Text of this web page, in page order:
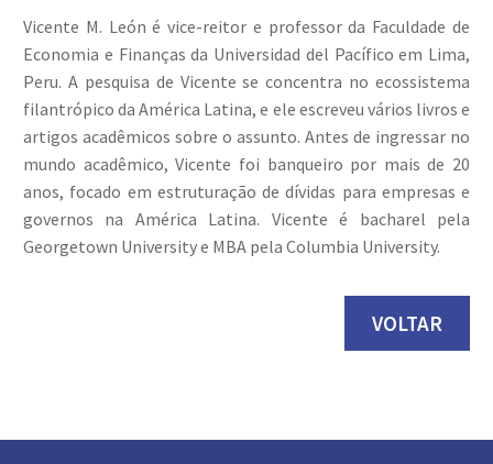
Vicente M. León é vice-reitor e professor da Faculdade de
Economia e Finanças da Universidad del Pacífico em Lima,
Peru. A pesquisa de Vicente se concentra no ecossistema
filantrópico da América Latina, e ele escreveu vários livros e
artigos acadêmicos sobre o assunto. Antes de ingressar no
mundo acadêmico, Vicente foi banqueiro por mais de 20
anos, focado em estruturação de dívidas para empresas e
governos na América Latina. Vicente é bacharel pela
Georgetown University e MBA pela Columbia University.
VOLTAR